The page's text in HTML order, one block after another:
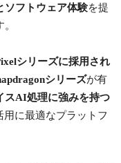
ソフトウェア体験を提
シリーズに採用され
シリーズが有
スAI処理に強みを持つ
に最適なプラットフ